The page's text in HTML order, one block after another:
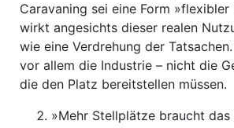
Caravaning sei eine Form
wirkt angesichts dieser realen
wie eine Verdrehung der
vor allem die Industrie – nicht die
die den Platz bereitstellen müssen.
»Mehr Stellplätze braucht das